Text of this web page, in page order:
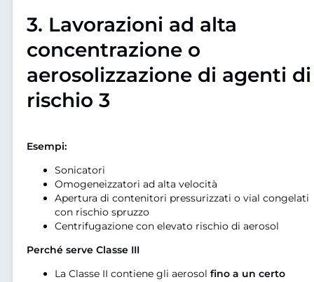
3. Lavorazioni ad alta
concentrazione o
aerosolizzazione di agenti di
rischio 3
Esempi:
Sonicatori
Omogeneizzatori ad alta velocità
Apertura di contenitori pressurizzati o vial congelati
con rischio spruzzo
Centrifugazione con elevato rischio di aerosol
Perché serve Classe III
La Classe II contiene gli aerosol fino a un certo